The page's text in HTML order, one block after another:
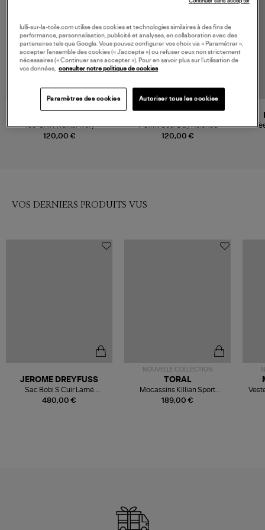
120,00 €
Tee-Shirt Walker Ivory
120,00 €
T-Shirt Cool Day Relaxed
VOS DERNIERS PRODUITS VUS
480,00 €
JEROME DREYFUSS
Sac Bobi S Cuir Lamé
Champagne
NOUVELLE COLLECTION
189,00 €
TORAL
Mocassins Killian Sport
Mousse
lulli-sur-la-toile.com utilise des cookies et technologies similaires à des fins de
performance, personnalisation, publicité et analyses, en collaboration avec des
partenaires tels que Google. Vous pouvez configurer vos choix via « Paramétrer »,
accepter l’ensemble des cookies (« J’accepte ») ou refuser ceux non strictement
nécessaires (« Continuer sans accepter »). Pour en savoir plus sur l’utilisation de
vos données,
consulter notre politique de cookies
Paramètres des cookies Autoriser tous les cookies